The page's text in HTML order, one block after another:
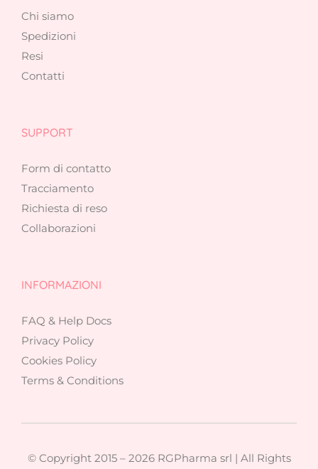
Chi siamo
Spedizioni
Resi
Contatti
SUPPORT
Form di contatto
Tracciamento
Richiesta di reso
Collaborazioni
INFORMAZIONI
FAQ & Help Docs
Privacy Policy
Cookies Policy
Terms & Conditions
© Copyright 2015 – 2026 RGPharma srl | All Rights